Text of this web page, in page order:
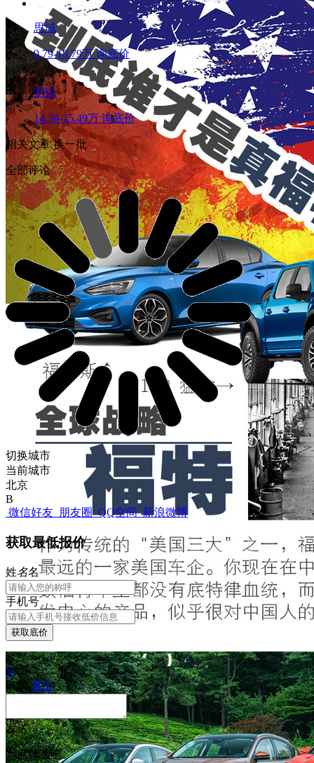
思域
9.79-18.79万 询底价
明锐
14.39-15.49万 询底价
相关文章换一批
全部评论
切换城市
当前城市
北京
B
微信好友 朋友圈 QQ空间 新浪微博
获取最低报价
姓名名
手机号
获取底价
X
取消 退出
发送
写点什么吧